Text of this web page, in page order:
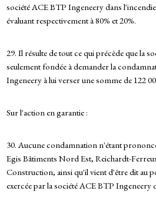
société ACE BTP Ingeneery dans
évaluant respectivement à 80% et 20%.
29. Il résulte de tout ce qui précède que la
seulement fondée à demander la
Ingeneery à lui verser une somme de 122
Sur l'action en garantie :
30. Aucune condamnation n'étant
Egis Bâtiments Nord Est, Reichardt-
Construction, ainsi qu'il vient d'être dit au
exercée par la société ACE BTP Ingeneery